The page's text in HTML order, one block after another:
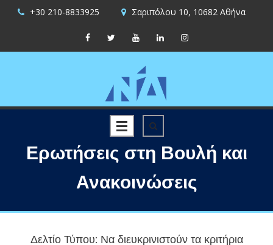
+30 210-8833925 Σαριπόλου 10, 10682 Αθήνα
Ερωτήσεις στη Βουλή και
Ανακοινώσεις
Δελτίο Τύπου: Να διευκρινιστούν τα κριτήρια